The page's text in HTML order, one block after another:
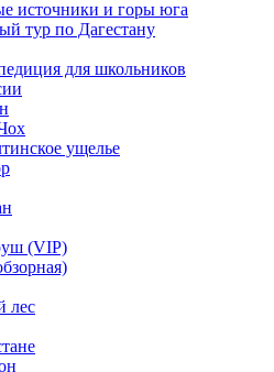
источники и горы юга
тур по Дагестану
для школьников
ущелье
(VIP)
лес